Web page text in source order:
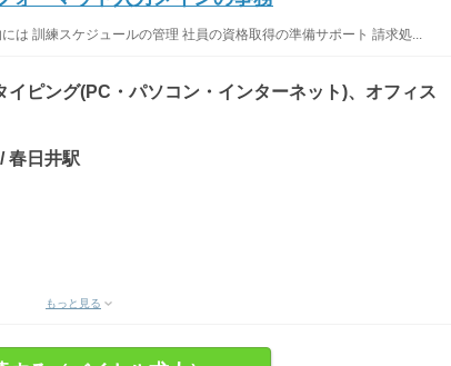
訓練スケジュールの管理 社員の資格取得の準備サポート 請求処...
イピング(PC・パソコン・インターネット)、オフィス
春日井駅
もっと見る